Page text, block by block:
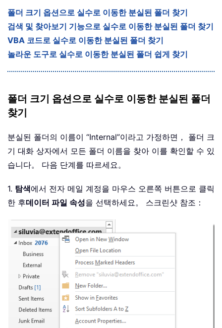
폴더 크기 옵션으로 실수로 이동한 분실된 폴더 찾기
검색 및 찾아보기 기능으로 실수로 이동한 분실된 폴더 찾기
VBA 코드로 실수로 이동한 분실된 폴더 찾기
놀라운 도구로 실수로 이동한 분실된 폴더 쉽게 찾기
폴더 크기 옵션으로 실수로 이동한 분실된 폴더
찾기
분실된 폴더의 이름이 “Internal”이라고 가정하면， 폴더 크
기 대화 상자에서 모든 폴더 이름을 찾아 이를 확인할 수 있
습니다。 다음 단계를 따르세요。
1. 탐색에서 전자 메일 계정을 마우스 오른쪽 버튼으로 클릭
한 후데이터 파일 속성을 선택하세요。 스크린샷 참조：